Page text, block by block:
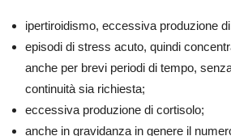
ipertiroidismo, eccessiva produzione
episodi di stress acuto, quindi
anche per brevi periodi di tempo,
continuità sia richiesta;
eccessiva produzione di cortisolo;
anche in gravidanza in genere il